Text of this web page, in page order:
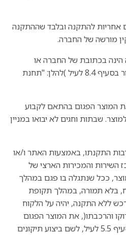
אחריות להתקנה ובלבד שההתקנה
מורשה של החברה.
בכתובת של החברה או
לחלופין באחד מסניפיה כאמור בסעיף 8.4 לעיל )להלן: "תחנת
המוצר הפגום בהתאם לקבוע
שבתות וחגים לא יבואו במניין
התקנתו, באמצעות האתר ו/או
השירות והמכירות הארצי של
ככל שנתגלה בו פגם במהלך
בלא תמורה, במהלך תקופת
ללא התקנה, יהיה על הלקוח
והרכבתו(, את המוצר הפגום
לתחנת השירות, כהגדרתה בסעיף 5.5 לעיל, לשם ביצוע תיקונים